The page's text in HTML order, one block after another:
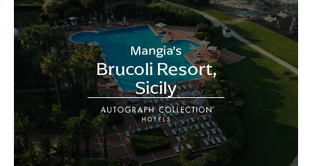
Mangia’s
Brucoli Resort,
Sicily